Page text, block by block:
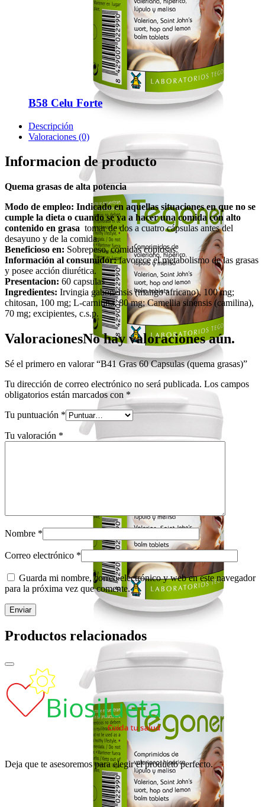
B58 Celu Forte
Descripción
Valoraciones (0)
Informacion de producto
Quema grasas de alta potencia
Modo de empleo: Indicado en aquellas situaciones en que no se
cumple la dieta o cuando se va a hacer una comida con alto
contenido en grasa tomar de dos a cuatro cápsulas antes del
desayuno y de la comida.
Beneficioso en: Sobrepeso, comidas copiosas.
Información al consumidor:favorece el metabolismo de las grasas
y posee acción diurética.
Presentacion: 60 capsulas
Ingredientes: Irvingia gabonensis (mango africano), 100 mg;
chitosan, 100 mg; L-carnitina, 80 mg; Camellia sinensis (camilina),
70 mg; excipientes, c.s.p.
ValoracionesNo hay valoraciones aún.
Sé el primero en valorar “B41 Gras 60 Capsulas (quema grasas)”
Tu dirección de correo electrónico no será publicada. Los campos
obligatorios están marcados con *
Tu puntuación *
Tu valoración *
Nombre *
Correo electrónico *
Guarda mi nombre, correo electrónico y web en este navegador
para la próxima vez que comente.
Productos relacionados
Deja que te asesoremos para elegir el producto perfecto.